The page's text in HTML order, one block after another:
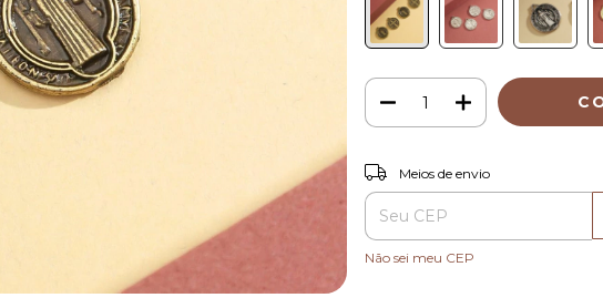
Entregas para o CEP:
Meios de envio
Não sei meu CEP